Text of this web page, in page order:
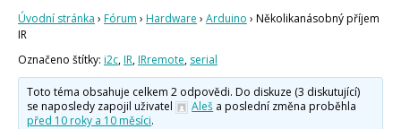
Články
O programování obecně
Vaše projekty
Co je to Arduino?
Úvodní stránka › Fórum › Hardware › Arduino › Několikanásobný příjem
IR
Označeno štítky: i2c,IR,IRremote, serial
Toto téma obsahuje celkem 2 odpovědi. Do diskuze (3 diskutující)
se naposledy zapojil uživatel
Aleš a poslední změna proběhla
před 10 roky a 10 měsíci.